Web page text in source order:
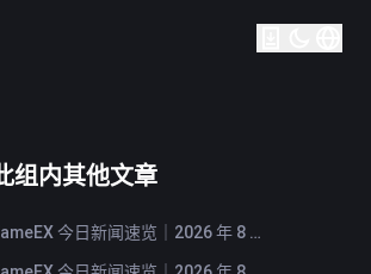
组内其他文章
FameEX 今日新闻速览｜2026 年 8 月 5 日